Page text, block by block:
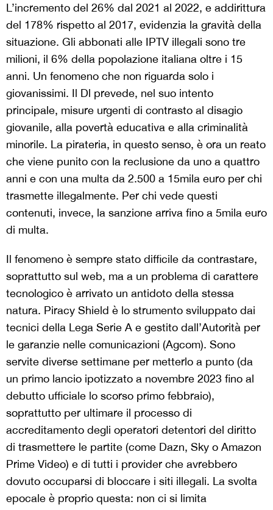
L’incremento del 26% dal 2021 al 2022, e addirittura
del 178% rispetto al 2017, evidenzia la gravità della
situazione. Gli abbonati alle IPTV illegali sono tre
milioni, il 6% della popolazione italiana oltre i 15
anni. Un fenomeno che non riguarda solo i
giovanissimi. Il Dl prevede, nel suo intento
principale, misure urgenti di contrasto al disagio
giovanile, alla povertà educativa e alla criminalità
minorile. La pirateria, in questo senso, è ora un reato
che viene punito con la reclusione da uno a quattro
anni e con una multa da 2.500 a 15mila euro per chi
trasmette illegalmente. Per chi vede questi
contenuti, invece, la sanzione arriva fino a 5mila euro
di multa.
Il fenomeno è sempre stato difficile da contrastare,
soprattutto sul web, ma a un problema di carattere
tecnologico è arrivato un antidoto della stessa
natura. Piracy Shield è lo strumento sviluppato dai
tecnici della Lega Serie A e gestito dall’Autorità per
le garanzie nelle comunicazioni (Agcom). Sono
servite diverse settimane per metterlo a punto (da
un primo lancio ipotizzato a novembre 2023 fino al
debutto ufficiale lo scorso primo febbraio),
soprattutto per ultimare il processo di
accreditamento degli operatori detentori del diritto
di trasmettere le partite (come Dazn, Sky o Amazon
Prime Video) e di tutti i provider che avrebbero
dovuto occuparsi di bloccare i siti illegali. La svolta
epocale è proprio questa: non ci si limita